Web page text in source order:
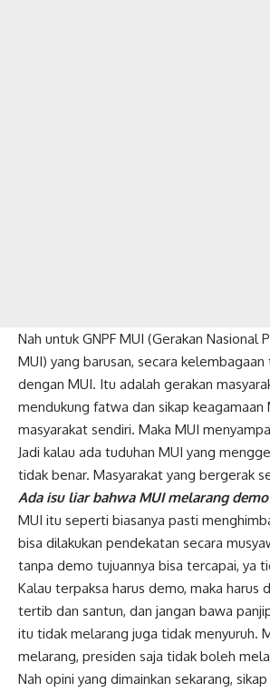
Nah untuk GNPF MUI (Gerakan Nasional
MUI) yang barusan, secara
dengan MUI. Itu adalah gerakan
mendukung fatwa dan sikap keagamaan
masyarakat sendiri. Maka MUI
Jadi kalau ada tuduhan MUI yang
tidak benar. Masyarakat yang bergerak
Ada isu liar bahwa MUI melarang
MUI itu seperti biasanya pasti
bisa dilakukan pendekatan secara
tanpa demo tujuannya bisa tercapai, ya
Kalau terpaksa harus demo, maka harus
tertib dan santun, dan jangan bawa
itu tidak melarang juga tidak menyuruh.
melarang, presiden saja tidak boleh
Nah opini yang dimainkan sekarang,